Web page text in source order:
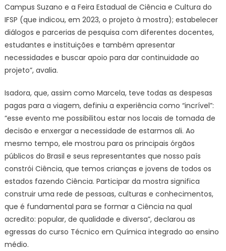
Campus Suzano e a Feira Estadual de Ciência e Cultura do
IFSP (que indicou, em 2023, o projeto à mostra); estabelecer
diálogos e parcerias de pesquisa com diferentes docentes,
estudantes e instituições e também apresentar
necessidades e buscar apoio para dar continuidade ao
projeto”, avalia.
Isadora, que, assim como Marcela, teve todas as despesas
pagas para a viagem, definiu a experiência como “incrível”:
“esse evento me possibilitou estar nos locais de tomada de
decisão e enxergar a necessidade de estarmos ali. Ao
mesmo tempo, ele mostrou para os principais órgãos
públicos do Brasil e seus representantes que nosso país
constrói Ciência, que temos crianças e jovens de todos os
estados fazendo Ciência. Participar da mostra significa
construir uma rede de pessoas, culturas e conhecimentos,
que é fundamental para se formar a Ciência na qual
acredito: popular, de qualidade e diversa”, declarou as
egressas do curso Técnico em Química integrado ao ensino
médio.